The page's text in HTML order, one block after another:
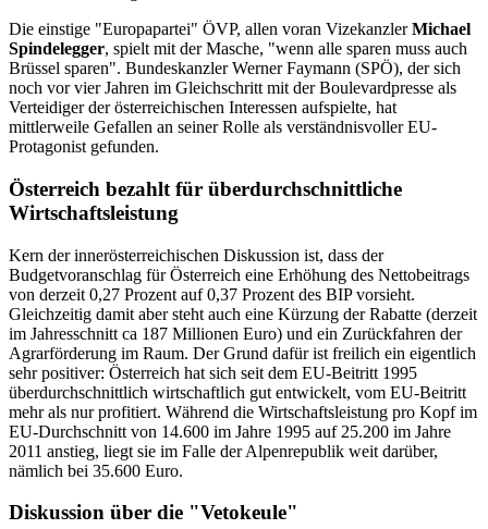
Die einstige "Europapartei" ÖVP, allen voran VizekanzlerMichael
Spindelegger, spielt mit der Masche, "wenn alle sparen muss auch
Brüssel sparen". Bundeskanzler Werner Faymann (SPÖ), der sich
noch vor vier Jahren im Gleichschritt mit der Boulevardpresse als
Verteidiger der österreichischen Interessen aufspielte, hat
mittlerweile Gefallen an seiner Rolle als verständnisvoller EU-
Protagonist gefunden.
Österreich bezahlt für überdurchschnittliche
Wirtschaftsleistung
Kern der innerösterreichischen Diskussion ist, dass der
Budgetvoranschlag für Österreich eine Erhöhung des Nettobeitrags
von derzeit 0,27 Prozent auf 0,37 Prozent des BIP vorsieht.
Gleichzeitig damit aber steht auch eine Kürzung der Rabatte (derzeit
im Jahresschnitt ca 187 Millionen Euro) und ein Zurückfahren der
Agrarförderung im Raum. Der Grund dafür ist freilich ein eigentlich
sehr positiver: Österreich hat sich seit dem EU-Beitritt 1995
überdurchschnittlich wirtschaftlich gut entwickelt, vom EU-Beitritt
mehr als nur profitiert. Während die Wirtschaftsleistung pro Kopf im
EU-Durchschnitt von 14.600 im Jahre 1995 auf 25.200 im Jahre
2011 anstieg, liegt sie im Falle der Alpenrepublik weit darüber,
nämlich bei 35.600 Euro.
Diskussion über die "Vetokeule"